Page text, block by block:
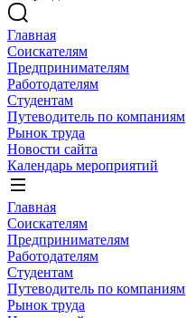
Главная
Соискателям
Предпринимателям
Работодателям
Студентам
Путеводитель по компаниям
Рынок труда
Новости сайта
Календарь мероприятий
Главная
Соискателям
Предпринимателям
Работодателям
Студентам
Путеводитель по компаниям
Рынок труда